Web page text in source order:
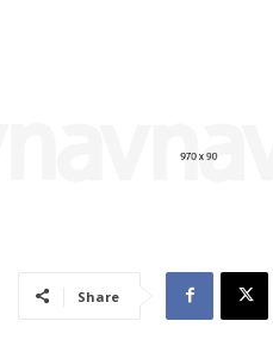
Share